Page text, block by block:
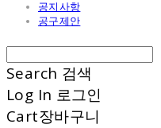
공지사항
공구제안
Search 검색
Log In 로그인
Cart장바구니